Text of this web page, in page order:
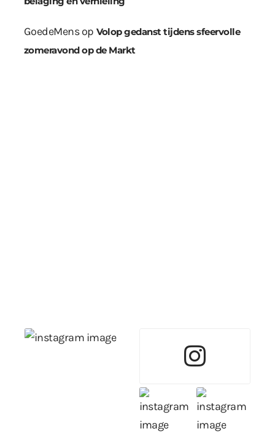
GoedeMensop Volop gedanst tijdens sfeervolle
zomeravond op de Markt